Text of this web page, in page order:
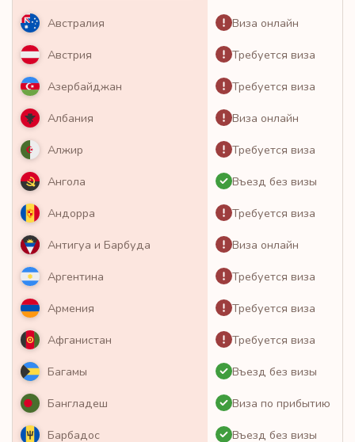
Австралия Виза онлайн
Австрия Требуется виза
Азербайджан Требуется виза
Албания Виза онлайн
Алжир Требуется виза
Ангола Въезд без визы
Андорра Требуется виза
Антигуа и Барбуда Виза онлайн
Аргентина Требуется виза
Армения Требуется виза
Афганистан Требуется виза
Багамы Въезд без визы
Бангладеш Виза по прибытию
Барбадос Въезд без визы